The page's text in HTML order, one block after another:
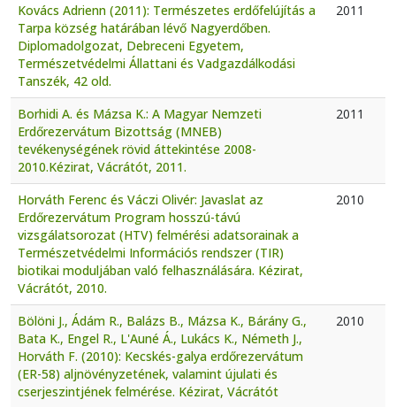
Kovács Adrienn (2011): Természetes erdőfelújítás a
Tarpa község határában lévő Nagyerdőben.
Diplomadolgozat, Debreceni Egyetem,
Természetvédelmi Állattani és Vadgazdálkodási
Tanszék, 42 old.
2011
Borhidi A. és Mázsa K.: A Magyar Nemzeti
Erdőrezervátum Bizottság (MNEB)
tevékenységének rövid áttekintése 2008-
2010.Kézirat, Vácrátót, 2011.
2011
Horváth Ferenc és Váczi Olivér: Javaslat az
Erdőrezervátum Program hosszú-távú
vizsgálatsorozat (HTV) felmérési adatsorainak a
Természetvédelmi Információs rendszer (TIR)
biotikai moduljában való felhasználására. Kézirat,
Vácrátót, 2010.
2010
Bölöni J., Ádám R., Balázs B., Mázsa K., Bárány G.,
Bata K., Engel R., L'Auné Á., Lukács K., Németh J.,
Horváth F. (2010): Kecskés-galya erdőrezervátum
(ER-58) aljnövényzetének, valamint újulati és
cserjeszintjének felmérése. Kézirat, Vácrátót
2010